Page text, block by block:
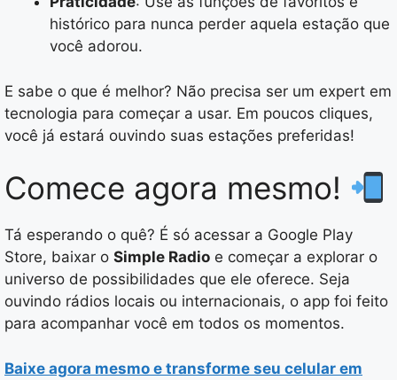
histórico para nunca perder aquela estação que
você adorou.
E sabe o que é melhor? Não precisa ser um expert em
tecnologia para começar a usar. Em poucos cliques,
você já estará ouvindo suas estações preferidas!
Comece agora mesmo!
Tá esperando o quê? É só acessar a Google Play
Store, baixar o Simple Radio e começar a explorar o
universo de possibilidades que ele oferece. Seja
ouvindo rádios locais ou internacionais, o app foi feito
para acompanhar você em todos os momentos.
Baixe agora mesmo e transforme seu celular em